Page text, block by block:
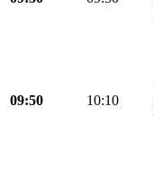
09:50 10:10